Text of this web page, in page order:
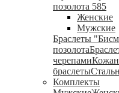
позолота 585
Женские
Мужские
Браслеты
позолота
черепами
браслеты
Комплекты